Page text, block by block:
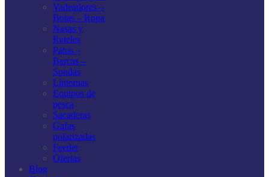
Vadeadores –
Botas – Ropa
Nasas y
Reteles
Patos –
Barcas –
Sondas
Linternas
Equipos de
pesca
Sacaderas
Gafas
polarizadas
Feeder
Ofertas
Blog